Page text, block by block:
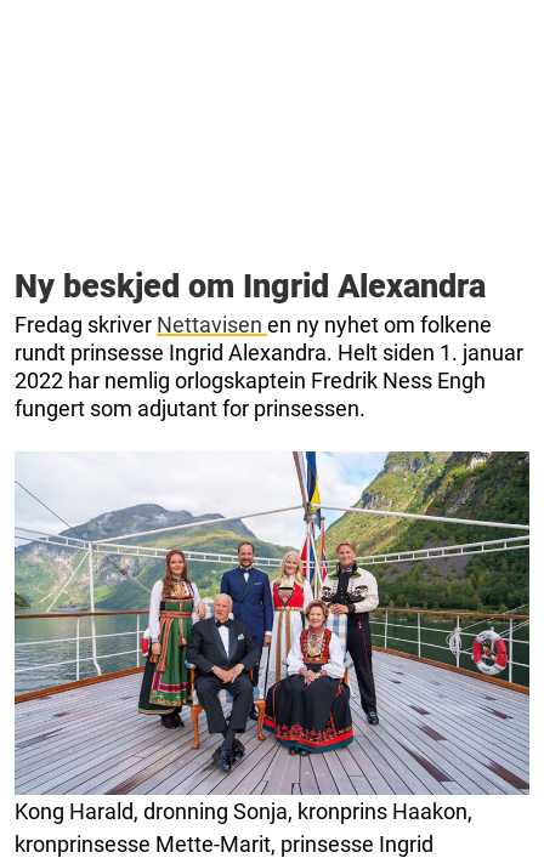
Ny beskjed om Ingrid Alexandra
Fredag skriver Nettavisen en ny nyhet om folkene
rundt prinsesse Ingrid Alexandra. Helt siden 1. januar
2022 har nemlig orlogskaptein Fredrik Ness Engh
fungert som adjutant for prinsessen.
Kong Harald, dronning Sonja, kronprins Haakon,
kronprinsesse Mette-Marit, prinsesse Ingrid